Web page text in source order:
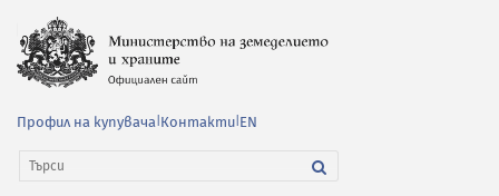
Профил на купувача Контакти EN